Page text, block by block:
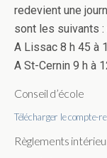
redevient une
sont les suivants :
A Lissac 8 h 45 à
A St-Cernin 9 h à
Conseil d’école
Télécharger le compte-
Règlements